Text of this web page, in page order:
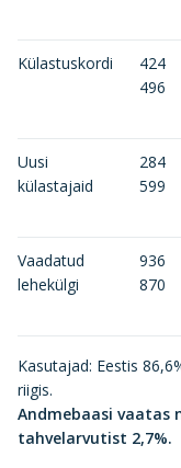
Külastuskordi
424
496
Uusi
külastajaid
284
599
Vaadatud
lehekülgi
936
870
Kasutajad: Eestis
riigis.
Andmebaasi vaatas
tahvelarvutist 2,7%.